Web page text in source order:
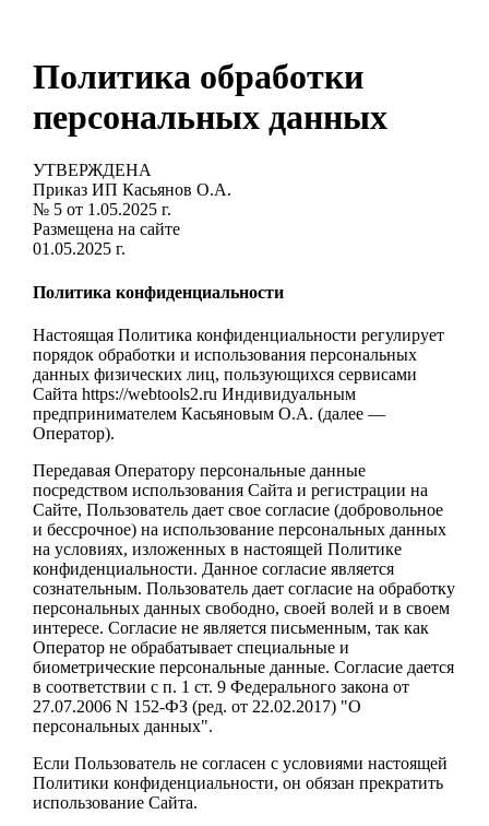
Политика обработки
персональных данных
УТВЕРЖДЕНА
Приказ ИП Касьянов О.А.
№ 5 от 1.05.2025 г.
Размещена на сайте
01.05.2025 г.
Политика конфиденциальности
Настоящая Политика конфиденциальности регулирует
порядок обработки и использования персональных
данных физических лиц, пользующихся сервисами
Сайта https://webtools2.ru Индивидуальным
предпринимателем Касьяновым О.А. (далее —
Оператор).
Передавая Оператору персональные данные
посредством использования Сайта и регистрации на
Сайте, Пользователь дает свое согласие (добровольное
и бессрочное) на использование персональных данных
на условиях, изложенных в настоящей Политике
конфиденциальности. Данное согласие является
сознательным. Пользователь дает согласие на обработку
персональных данных свободно, своей волей и в своем
интересе. Согласие не является письменным, так как
Оператор не обрабатывает специальные и
биометрические персональные данные. Согласие дается
в соответствии с п. 1 ст. 9 Федерального закона от
27.07.2006 N 152-ФЗ (ред. от 22.02.2017) "О
персональных данных".
Если Пользователь не согласен с условиями настоящей
Политики конфиденциальности, он обязан прекратить
использование Сайта.